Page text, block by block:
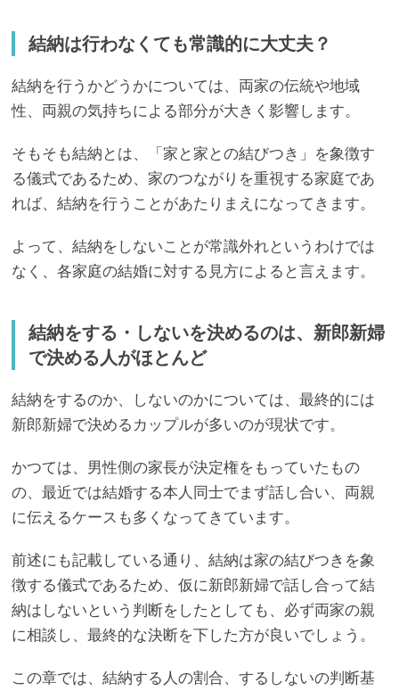
結納は行わなくても常識的に大丈夫？
結納を行うかどうかについては、両家の伝統や地域
性、両親の気持ちによる部分が大きく影響します。
そもそも結納とは、「家と家との結びつき」を象徴す
る儀式であるため、家のつながりを重視する家庭であ
れば、結納を行うことがあたりまえになってきます。
よって、結納をしないことが常識外れというわけでは
なく、各家庭の結婚に対する見方によると言えます。
結納をする・しないを決めるのは、新郎新婦
で決める人がほとんど
結納をするのか、しないのかについては、最終的には
新郎新婦で決めるカップルが多いのが現状です。
かつては、男性側の家長が決定権をもっていたもの
の、最近では結婚する本人同士でまず話し合い、両親
に伝えるケースも多くなってきています。
前述にも記載している通り、結納は家の結びつきを象
徴する儀式であるため、仮に新郎新婦で話し合って結
納はしないという判断をしたとしても、必ず両家の親
に相談し、最終的な決断を下した方が良いでしょう。
この章では、結納する人の割合、するしないの判断基